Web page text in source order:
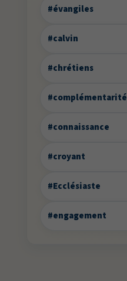
#évangiles
#calvin
#chrétiens
#complémentarité
#connaissance
#croyant
#Ecclésiaste
#engagement